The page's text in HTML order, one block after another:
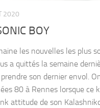
2020
BOY
les nouvelles les plus
a quittés la semaine
son dernier envol.
80 à Rennes lorsque ce
attitude de son